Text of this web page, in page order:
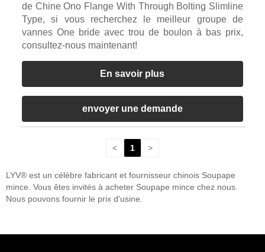
de Chine Ono Flange With Through Bolting Slimline
Type, si vous recherchez le meilleur groupe de
vannes One bride avec trou de boulon à bas prix,
consultez-nous maintenant!
En savoir plus
envoyer une demande
< 1 >
LYV® est un célèbre fabricant et fournisseur chinois Soupape
mince. Vous êtes invités à acheter Soupape mince chez nous.
Nous pouvons fournir le prix d'usine.